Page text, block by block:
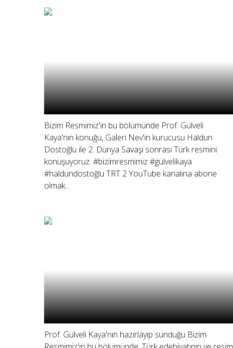
Bizim Resmimiz'in bu bölümünde Prof. Gülveli
Kaya'nın konuğu, Galeri Nev'in kurucusu Haldun
Dostoğlu ile 2. Dünya Savaşı sonrası Türk resmini
konuşuyoruz. #bizimresmimiz #gülvelikaya
#haldundostoğlu TRT 2 YouTube kanalına abone
olmak...
Prof. Gülveli Kaya'nın hazırlayıp sunduğu Bizim